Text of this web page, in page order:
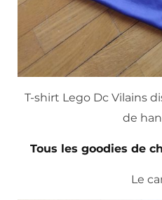
T-shirt Lego Dc Vilains
de
Tous les goodies de
Le